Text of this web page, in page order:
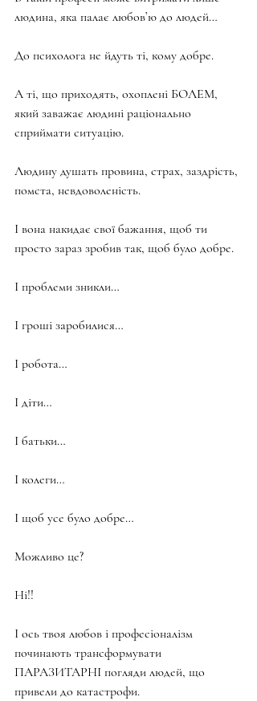
людина, яка палає любов’ю до людей…
До психолога не йдуть ті, кому добре.
А ті, що приходять, охоплені БОЛЕМ,
який заважає людині раціонально
сприймати ситуацію.
Людину душать провина, страх, заздрість,
помста, невдоволеність.
І вона накидає свої бажання, щоб ти
просто зараз зробив так, щоб було добре.
І проблеми зникли…
І гроші заробилися…
І робота…
І діти…
І батьки…
І колеги…
І щоб усе було добре…
Можливо це?
Ні!!
І ось твоя любов і професіоналізм
починають трансформувати
ПАРАЗИТАРНІ погляди людей, що
привели до катастрофи.